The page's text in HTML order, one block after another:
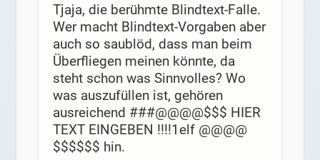
Tjaja, die berühmte Blindtext-Falle.
Wer macht Blindtext-Vorgaben aber
auch so saublöd, dass man beim
Überfliegen meinen könnte, da
steht schon was Sinnvolles? Wo
was auszufüllen ist, gehören
ausreichend ###@@@@$$$ HIER
TEXT EINGEBEN !!!!1elf @@@@
$$$$$$ hin.